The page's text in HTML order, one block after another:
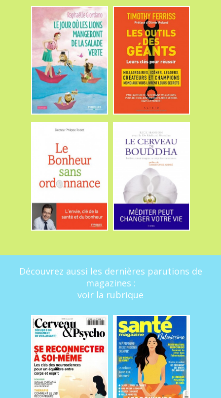
Découvrez aussi les dernières parutions de
magazines :
voir la rubrique